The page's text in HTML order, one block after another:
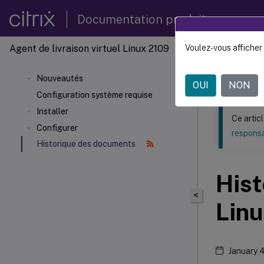
Documentation produit
Agent de livraison virtuel Linux 2109
Nouveautés
Configuration système requise
Installer
Configurer
Historique des documents
Ce contenu a
Agent
<
Ce
January
Voulez-vous
OUI NON